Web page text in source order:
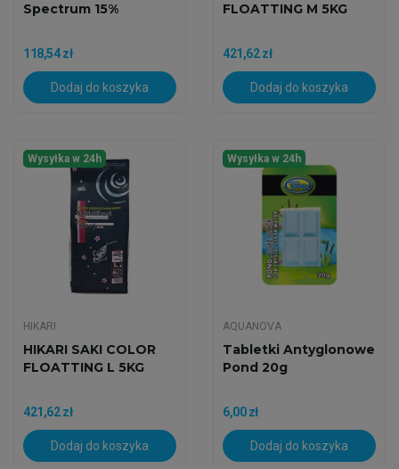
Spectrum 15%
118,54 zł
Dodaj do koszyka
FLOATTING M 5KG
421,62 zł
Dodaj do koszyka
Wysyłka w 24h
HIKARI
HIKARI SAKI COLOR
FLOATTING L 5KG
421,62 zł
Dodaj do koszyka
Wysyłka w 24h
AQUANOVA
Tabletki Antyglonowe
Pond 20g
6,00 zł
Dodaj do koszyka